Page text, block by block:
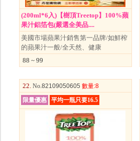
(200ml*6入)【樹頂Treetop】100%蘋
果汁鋁箔包(嚴選全美品....
美國市場蘋果汁銷售第一品牌/如鮮榨
的蘋果汁一般/全天然、健康
88 ~ 99
22. No.82109050605 數量:8
限量優惠
平均一瓶只要16.5